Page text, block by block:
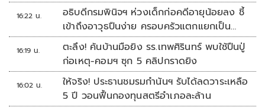
16:22 น.
อธิบดีกรมพินิจฯ ห่วงเด็กก่อคดีอายุน้อยลง ชี้
เข้าถึงอาวุธปืนง่าย ครอบครัวแตกแยกเป็น
ชนวนสำคัญ
16:19 น.
ตะลึง! ค้นบ้านมือยิง รร.เทพศิรินทร์ พบใช้ปืนปู่
ก่อเหตุ-คอมฯ ซุก 5 คลิปกราดยิง
16:02 น.
ให้จริง! ประธานชมรมกำนันฯ รับได้ลดวาระเหลือ
5 ปี วอนฟื้นกองทุนสตรีอำเภอละล้าน